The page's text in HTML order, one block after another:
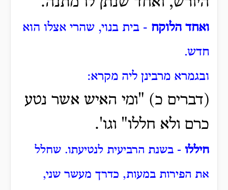
ואחד הלוקח - בית בנוי, שהרי אצלו הוא
חדש.
ובגמרא מרבינן ליה מקרא:
(דברים כ) "ומי האיש אשר נטע
כרם ולא חללו" וגו'.
חיללו - בשנת הרביעית לנטיעתו. שחלל
את הפירות במעות, כדרך מעשר שני,